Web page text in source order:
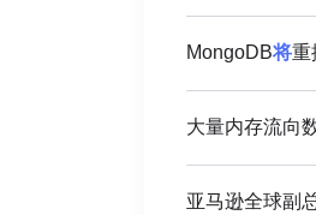
MongoDB将重
大量内存流向
亚马逊全球副